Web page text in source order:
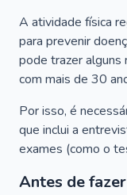
A atividade física
para prevenir
pode trazer alguns
com mais de 30
Por isso, é
que inclui a
exames (como o
Antes de